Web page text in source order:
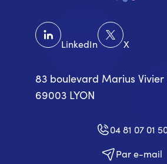
LinkedIn X
83 boulevard Marius
69003 LYON
04 81 07 01
Par e-mail